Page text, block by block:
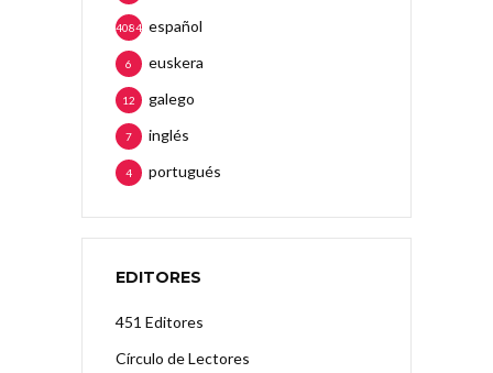
español
4084
euskera
6
galego
12
inglés
7
portugués
4
EDITORES
451 Editores
Círculo de Lectores